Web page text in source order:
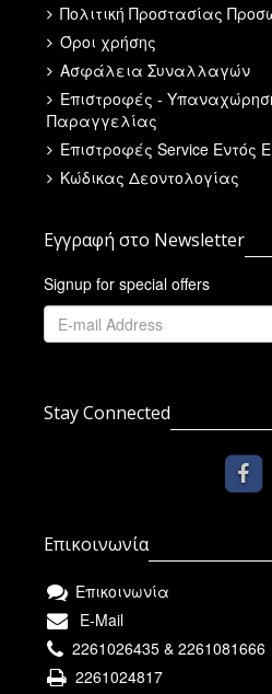
Πολιτική Προστασίας
Όροι χρήσης
Ασφάλεια Συναλλαγών
Επιστροφές -
Παραγγελίας
Επιστροφές Service Εντός
Κώδικας Δεοντολογίας
Εγγραφή στο Newsletter
Signup for special offers
Stay Connected
Επικοινωνία
Επικοινωνία
E-Mail
2261026435 & 2261081666
2261024817